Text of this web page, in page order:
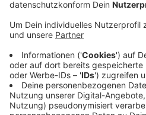
Das denkmalgeschützte
gesetzt
Anzeige
Ein örtlicher Bauunternehmer